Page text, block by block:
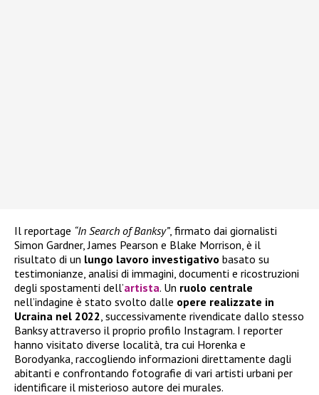
Il reportage “In Search of Banksy”, firmato dai giornalisti
Simon Gardner, James Pearson e Blake Morrison, è il
risultato di un lungo lavoro investigativo basato su
testimonianze, analisi di immagini, documenti e ricostruzioni
degli spostamenti dell’artista. Un ruolo centrale
nell’indagine è stato svolto dalle opere realizzate in
Ucraina nel 2022 , successivamente rivendicate dallo stesso
Banksy attraverso il proprio profilo Instagram. I reporter
hanno visitato diverse località, tra cui Horenka e
Borodyanka, raccogliendo informazioni direttamente dagli
abitanti e confrontando fotografie di vari artisti urbani per
identificare il misterioso autore dei murales.